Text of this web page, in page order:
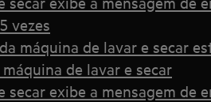
vezes
máquina de lavar e secar
de lavar e secar
exibe a mensagem de